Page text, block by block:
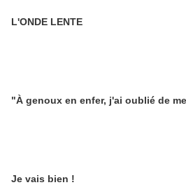
L'ONDE LENTE
"À genoux en enfer, j'ai oublié de
Je vais bien !